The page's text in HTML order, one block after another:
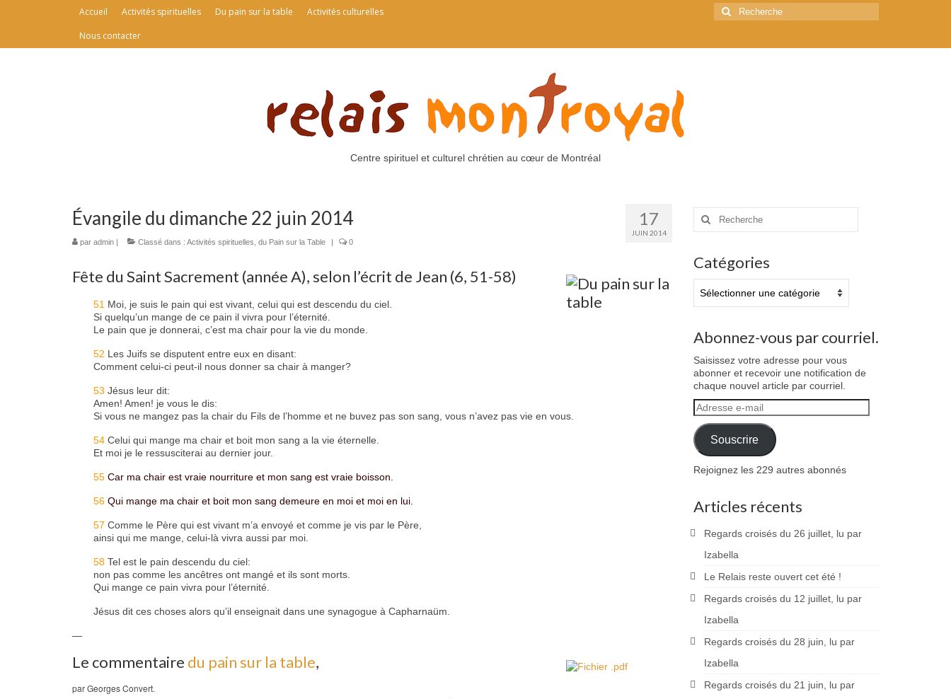
Accueil Activités spirituelles Du pain sur la table
Activités culturelles
Nous contacter
Rechercher
:
Centre spirituel et culturel chrétien au cœur de Montréal
17
JUIN 2014
Évangile du dimanche 22 juin 2014
par admin | Classé dans : Activités spirituelles du Pain sur la Table | 0
Fête du Saint Sacrement (année A), selon l’écrit de Jean (6, 51-58)
51 Moi, je suis le pain qui est vivant, celui qui est descendu du ciel.
Si quelqu’un mange de ce pain il vivra pour l’éternité.
Le pain que je donnerai, c’est ma chair pour la vie du monde.
52 Les Juifs se disputent entre eux en disant:
Comment celui-ci peut-il nous donner sa chair à manger?
53 Jésus leur dit:
Amen! Amen! je vous le dis:
Si vous ne mangez pas la chair du Fils de l’homme et ne buvez pas son sang, vous n’avez pas vie en vous.
54 Celui qui mange ma chair et boit mon sang a la vie éternelle.
Et moi je le ressusciterai au dernier jour.
55 Car ma chair est vraie nourriture et mon sang est vraie boisson.
56 Qui mange ma chair et boit mon sang demeure en moi et moi en lui.
57 Comme le Père qui est vivant m’a envoyé et comme je vis par le Père,
ainsi qui me mange, celui-là vivra aussi par moi.
58 Tel est le pain descendu du ciel:
non pas comme les ancêtres ont mangé et ils sont morts.
Qui mange ce pain vivra pour l’éternité.
Jésus dit ces choses alors qu’il enseignait dans une synagogue à Capharnaüm.
—
Le commentaire du pain sur la table,
par Georges Convert.
Rechercher
Catégories
Abonnez-vous par courriel.
Saisissez votre adresse pour vous
abonner et recevoir une notification de
chaque nouvel article par courriel.
Adresse
e-
mail
Souscrire
Rejoignez les 229 autres abonnés
Articles récents
Regards croisés du 26 juillet, lu par
Izabella
Le Relais reste ouvert cet été !
Regards croisés du 12 juillet, lu par
Izabella
Regards croisés du 28 juin, lu par
Izabella
Regards croisés du 21 juin, lu par